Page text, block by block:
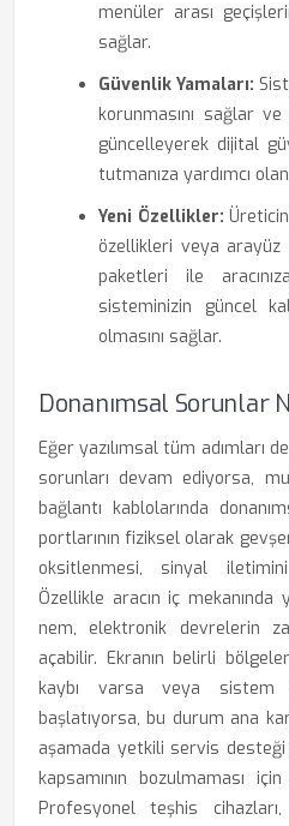
menüler arası
sağlar.
Güvenlik Yamaları:
korunmasını sağlar
güncelleyerek dijital
tutmanıza yardımcı
Yeni Özellikler:
özellikleri veya arayüz
paketleri ile
sisteminizin güncel
olmasını sağlar.
Donanımsal Sorunlar
Eğer yazılımsal tüm adımları
sorunları devam ediyorsa,
bağlantı kablolarında
portlarının fiziksel olarak
oksitlenmesi, sinyal
Özellikle aracın iç mekanında
nem, elektronik devrelerin
açabilir. Ekranın belirli
kaybı varsa veya sistem
başlatıyorsa, bu durum ana
aşamada yetkili servis desteği
kapsamının bozulmaması
Profesyonel teşhis